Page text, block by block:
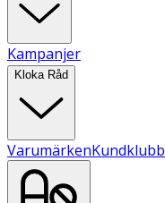
Kampanjer
Kloka Råd
VarumärkenKundklubb